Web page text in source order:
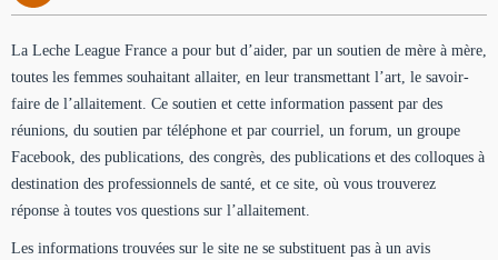
La Leche League France a pour but d’aider, par un soutien de mère à mère,
toutes les femmes souhaitant allaiter, en leur transmettant l’art, le savoir-
faire de l’allaitement. Ce soutien et cette information passent par des
réunions, du soutien par téléphone et par courriel, un forum, un groupe
Facebook, des publications, des congrès, des publications et des colloques à
destination des professionnels de santé, et ce site, où vous trouverez
réponse à toutes vos questions sur l’allaitement.
Les informations trouvées sur le site ne se substituent pas à un avis